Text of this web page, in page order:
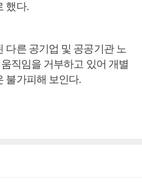
했다.
다른 공기업 및 공공기관 노
직임을 거부하고 있어 개별
불가피해 보인다.